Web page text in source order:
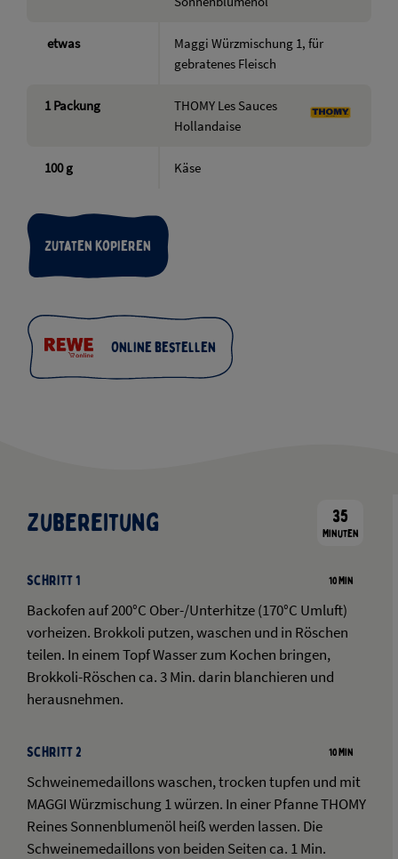
etwas
Maggi Würzmischung 1, für
gebratenes Fleisch
1 Packung
THOMY Les Sauces
Hollandaise
100 g Käse
Online bestellen
Zutaten kopieren
Zubereitung 35
Minuten
Schritt 1 10 Min
Backofen auf 200°C Ober-/Unterhitze (170°C Umluft)
vorheizen. Brokkoli putzen, waschen und in Röschen
teilen. In einem Topf Wasser zum Kochen bringen,
Brokkoli-Röschen ca. 3 Min. darin blanchieren und
herausnehmen.
Schritt 2 10 Min
Schweinemedaillons waschen, trocken tupfen und mit
MAGGI Würzmischung 1 würzen. In einer Pfanne THOMY
Reines Sonnenblumenöl heiß werden lassen. Die
Schweinemedaillons von beiden Seiten ca. 1 Min.